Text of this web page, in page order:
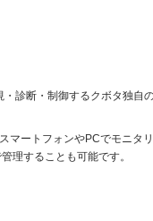
診断・制御するクボタ独自
マートフォンやPCでモニタ
理することも可能です。